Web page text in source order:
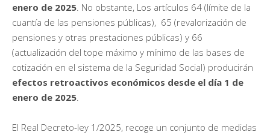
enero de 2025 . No obstante, Los artículos 64 (límite de la
cuantía de las pensiones públicas), 65 (revalorización de
pensiones y otras prestaciones públicas) y 66
(actualización del tope máximo y mínimo de las bases de
cotización en el sistema de la Seguridad Social) producirán
efectos retroactivos económicos desde el día 1 de
enero de 2025
El Real Decreto-ley 1/2025, recoge un conjunto de medidas